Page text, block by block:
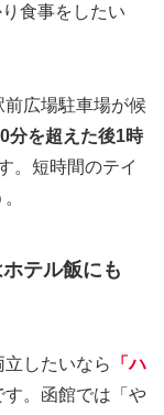
食事をしたい
広場駐車場が候
分を超えた後1時
。短時間のテイ
テル飯にも
したいなら
「ハ
す。函館では「や